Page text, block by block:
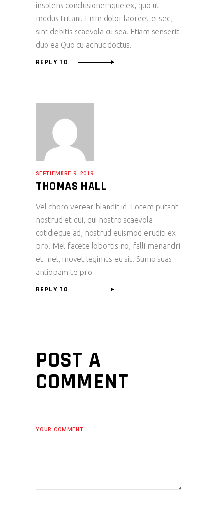
insolens conclusionemque ex, quo ut
modus tritani. Enim dolor laoreet ei sed,
sint debitis scaevola cu sea. Etiam senserit
duo ea Quo cu adhuc doctus.
REPLY TO
SEPTIEMBRE 9, 2019
THOMAS HALL
Vel choro verear blandit id. Lorem putant
nostrud et qui, qui nostro scaevola
cotidieque ad, nostrud euismod eruditi ex
pro. Mel facete lobortis no, falli menandri
et mel, movet legimus eu sit. Sumo suas
antiopam te pro.
REPLY TO
POST A
COMMENT
YOUR COMMENT